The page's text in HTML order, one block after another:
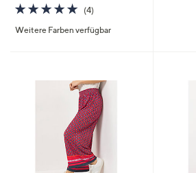
5.0
von
5
(4)4
Weitere Farben verfügbar